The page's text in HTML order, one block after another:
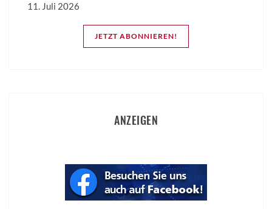
11. Juli 2026
JETZT ABONNIEREN!
ANZEIGEN